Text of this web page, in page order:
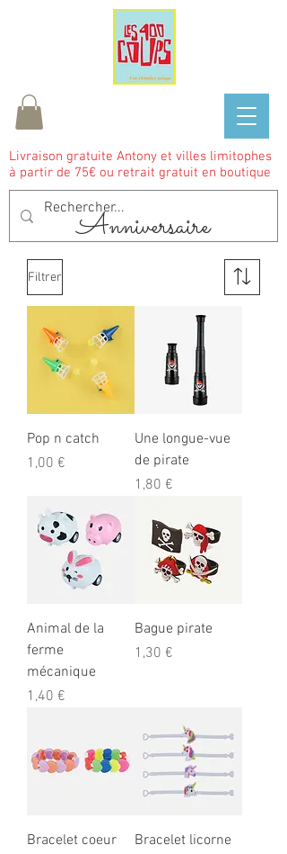
Livraison gratuite Antony et villes limitophes
à partir de 75€ ou retrait gratuit en boutique
Anniversaire
Filtrer
Pop n catch
Prix
1,00 €
Une longue-vue
de pirate
Prix
1,80 €
Animal de la
ferme
mécanique
Prix
1,40 €
Bague pirate
Prix
1,30 €
Bracelet coeur
Bracelet licorne